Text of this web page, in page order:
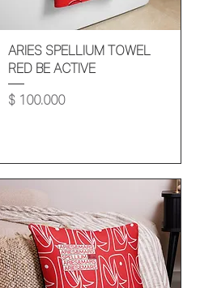
Vista rápida
ARIES SPELLIUM TOWEL
RED BE ACTIVE
Precio
$ 100.000